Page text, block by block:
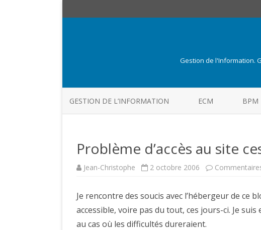
Gestion de l'Information.
GESTION DE L’INFORMATION ECM BPM
Problème d’accès au site
Jean-Christophe 2 octobre 2006
Je rencontre des soucis avec l’hébergeur de ce
accessible, voire pas du tout, ces jours-ci. Je
au cas où les difficultés dureraient.